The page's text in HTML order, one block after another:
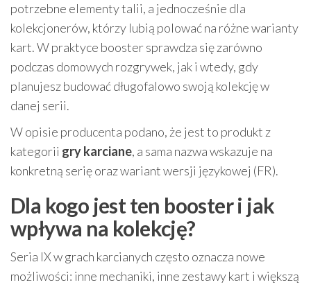
potrzebne elementy talii, a jednocześnie dla
kolekcjonerów, którzy lubią polować na różne warianty
kart. W praktyce booster sprawdza się zarówno
podczas domowych rozgrywek, jak i wtedy, gdy
planujesz budować długofalowo swoją kolekcję w
danej serii.
W opisie producenta podano, że jest to produkt z
kategorii gry karciane, a sama nazwa wskazuje na
konkretną serię oraz wariant wersji językowej (FR).
Dla kogo jest ten booster i jak
wpływa na kolekcję?
Seria IX w grach karcianych często oznacza nowe
możliwości: inne mechaniki, inne zestawy kart i większą